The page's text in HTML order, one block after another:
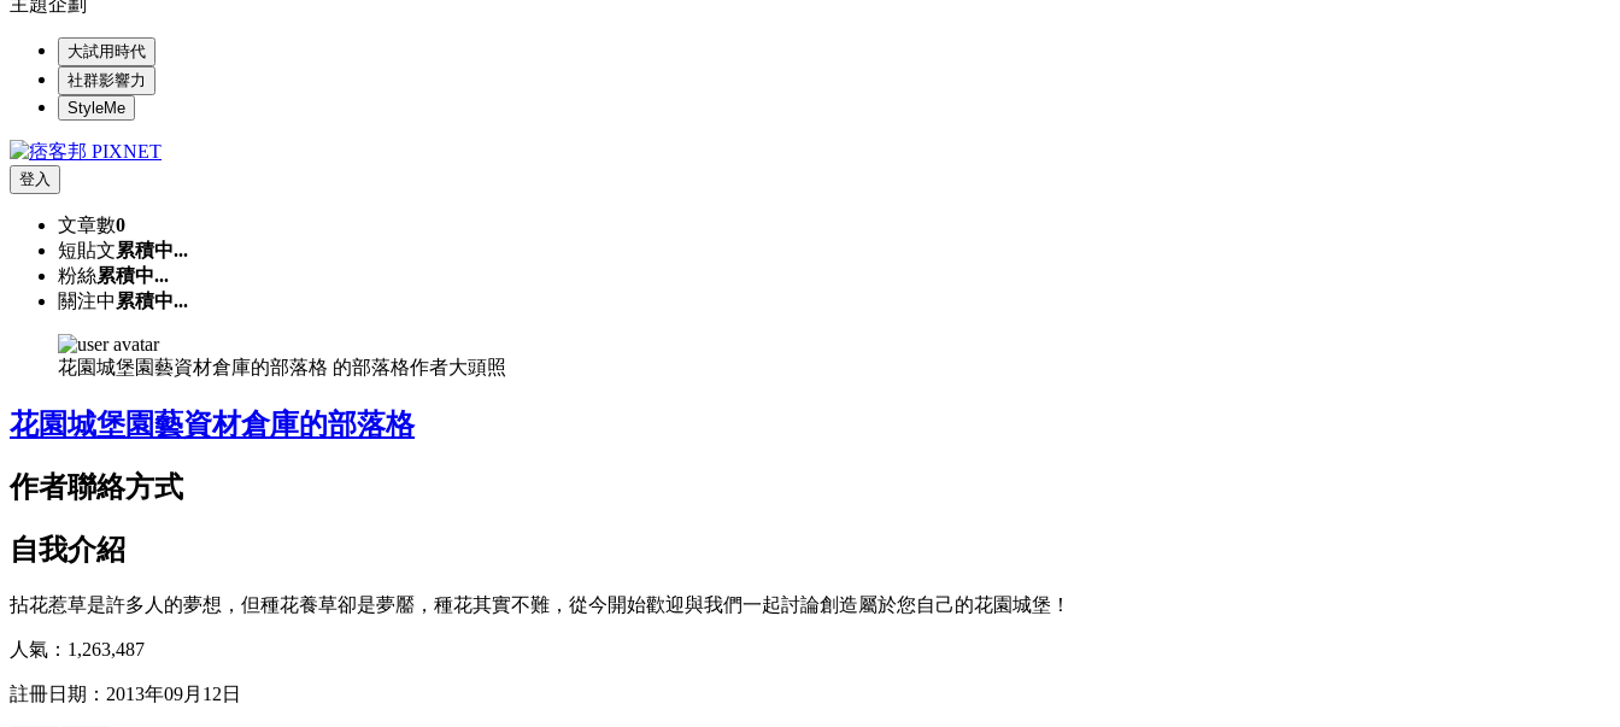
主題企劃
大試用時代
社群影響力
StyleMe
登入
文章數0
短貼文累積中...
粉絲累積中...
關注中 累積中...
花園城堡園藝資材倉庫的部落格 的部落格作者大頭照
花園城堡園藝資材倉庫的部落格
作者聯絡方式
自我介紹
拈花惹草是許多人的夢想，但種花養草卻是夢靨，種花其實不難，從今開始歡迎與我們一起討論創造屬於您自己的花園城堡！
人氣： 1,263,487
註冊日期： 2013年09月12日